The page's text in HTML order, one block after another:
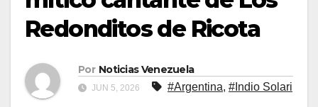
Redonditos de Ricota
Por Noticias Venezuela
JUN 5, 2026 #Argentina, #Indio Solari